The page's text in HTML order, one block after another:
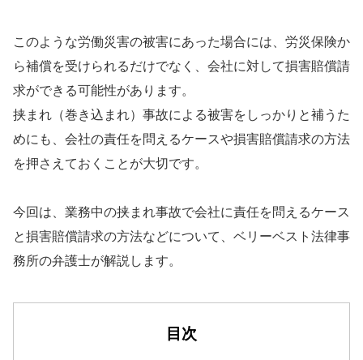
このような労働災害の被害にあった場合には、労災保険か
ら補償を受けられるだけでなく、会社に対して損害賠償請
求ができる可能性があります。
挟まれ（巻き込まれ）事故による被害をしっかりと補うた
めにも、会社の責任を問えるケースや損害賠償請求の方法
を押さえておくことが大切です。
今回は、業務中の挟まれ事故で会社に責任を問えるケース
と損害賠償請求の方法などについて、ベリーベスト法律事
務所の弁護士が解説します。
目次